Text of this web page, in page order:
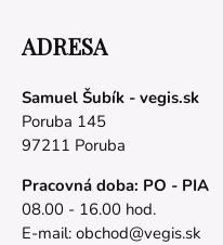
ADRESA
Samuel Šubík - vegis.sk
Poruba 145
97211 Poruba
Pracovná doba: PO - PIA
08.00 - 16.00 hod.
E-mail: obchod@vegis.sk